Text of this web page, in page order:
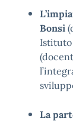
Bonsi
La